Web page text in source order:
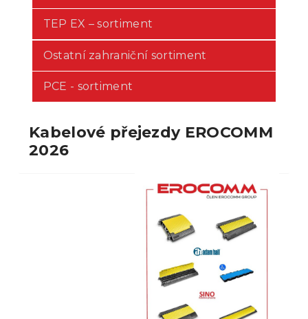
TEP EX – sortiment
Ostatní zahraniční sortiment
PCE - sortiment
Kabelové přejezdy EROCOMM
2026